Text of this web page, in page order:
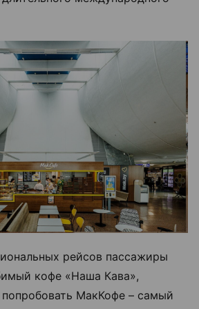
рейсов пассажиры
кофе «Наша Кава»,
попробовать МакКофе – самый